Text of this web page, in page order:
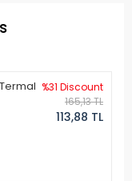
%31 Discount
165,13 TL
113,88 TL